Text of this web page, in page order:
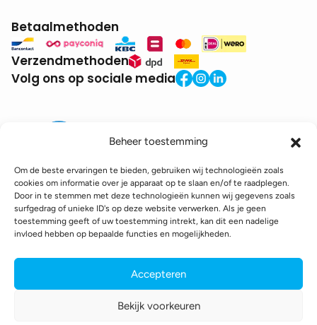
Beheer toestemming
Om de beste ervaringen te bieden, gebruiken wij technologieën zoals
cookies om informatie over je apparaat op te slaan en/of te raadplegen.
Door in te stemmen met deze technologieën kunnen wij gegevens zoals
surfgedrag of unieke ID's op deze website verwerken. Als je geen
toestemming geeft of uw toestemming intrekt, kan dit een nadelige
invloed hebben op bepaalde functies en mogelijkheden.
Accepteren
Bekijk voorkeuren
Betaalmethoden
Verzendmethoden
Volg ons op sociale media
BTW: BE0771.941.935
© 2025 DroneDepot. Alle rechten voorbehouden.
Toegankelijkheidsverklaring
webshop gemaakt doorconversal